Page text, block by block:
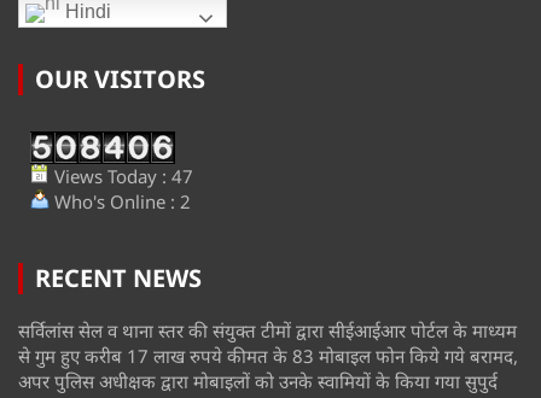
Hindi
OUR VISITORS
Views Today : 47
Who's Online : 2
RECENT NEWS
सर्विलांस सेल व थाना स्तर की संयुक्त टीमों द्वारा सीईआईआर पोर्टल के माध्यम
से गुम हुए करीब 17 लाख रुपये कीमत के 83 मोबाइल फोन किये गये बरामद,
अपर पुलिस अधीक्षक द्वारा मोबाइलों को उनके स्वामियों के किया गया सुपुर्द